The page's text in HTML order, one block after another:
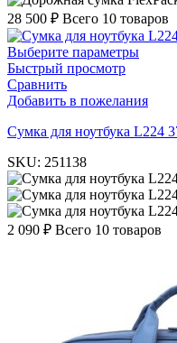
28 500 ₽ Всего 10 товаров
Выберите параметры
Быстрый просмотр
Сравнить
Добавить в пожелания
Cумка для ноутбука L224
SKU: 251138
2 090 ₽ Всего 10 товаров